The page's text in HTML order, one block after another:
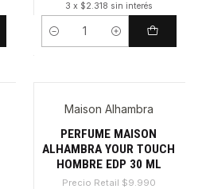
3 x $2.318 sin interés
Cantidad
-30%
Maison Alhambra
PERFUME MAISON
ALHAMBRA YOUR TOUCH
HOMBRE EDP 30 ML
Precio Retail $9.990